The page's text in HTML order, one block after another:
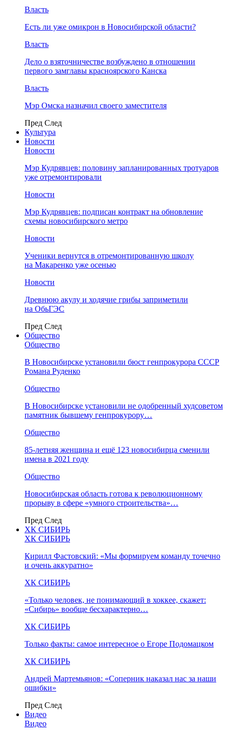
Власть
Есть ли уже омикрон в Новосибирской области?
Власть
Дело о взяточничестве возбуждено в отношении
первого замглавы красноярского Канска
Власть
Мэр Омска назначил своего заместителя
Пред След
Культура
Новости
Новости
Мэр Кудрявцев: половину запланированных тротуаров
уже отремонтировали
Новости
Мэр Кудрявцев: подписан контракт на обновление
схемы новосибирского метро
Новости
Ученики вернутся в отремонтированную школу
на Макаренко уже осенью
Новости
Древнюю акулу и ходячие грибы заприметили
на ОбьГЭС
Пред След
Общество
Общество
В Новосибирске установили бюст генпрокурора СССР
Романа Руденко
Общество
В Новосибирске установили не одобренный худсоветом
памятник бывшему генпрокурору…
Общество
85-летняя женщина и ещё 123 новосибирца сменили
имена в 2021 году
Общество
Новосибирская область готова к революционному
прорыву в сфере «умного строительства»…
Пред След
ХК СИБИРЬ
ХК СИБИРЬ
Кирилл Фастовский: «Мы формируем команду точечно
и очень аккуратно»
ХК СИБИРЬ
«Только человек, не понимающий в хоккее, скажет:
«Сибирь» вообще бесхарактерно…
ХК СИБИРЬ
Только факты: самое интересное о Егоре Подомацком
ХК СИБИРЬ
Андрей Мартемьянов: «Соперник наказал нас за наши
ошибки»
Пред След
Видео
Видео